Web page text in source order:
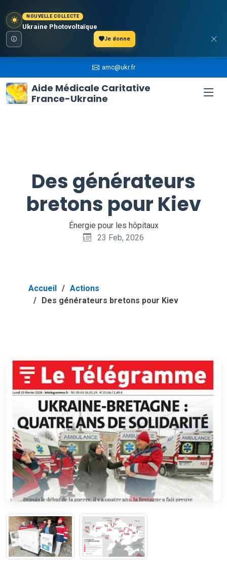
NOUVELLE COLLECTE
Ukraine Photovoltaïque
Je donne
amc@ukr.fr
Aide Médicale Caritative
France-Ukraine
Des générateurs
bretons pour Kiev
Énergie pour les hôpitaux
23 Feb, 2026
Accueil
Actions
Des générateurs bretons pour Kiev